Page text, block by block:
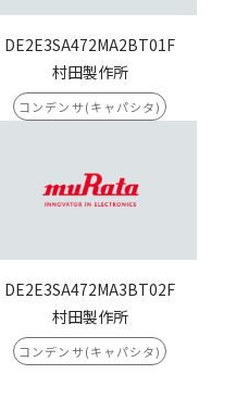
DE2E3SA472MA2BT01F
村田製作所
コンデンサ(キャパシタ)
DE2E3SA472MA3BT02F
村田製作所
コンデンサ(キャパシタ)